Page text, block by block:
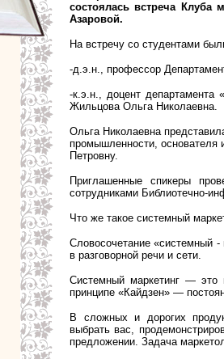
состоялась встреча Клуба
Азаровой.
На встречу со студентами
-д.э.н., профессор
-к.э.н., доцент
Жильцова Ольга Николаевна.
Ольга Николаевна
промышленности, основателя
Петровну.
Приглашенные спикеры
сотрудниками Библиотечно-
Что же такое системный
Словосочетание «системный
в разговорной речи и сети.
Системный маркетинг — это
принципе «Кайдзен» —
В сложных и дорогих
выбрать вас,
предложении. Задача